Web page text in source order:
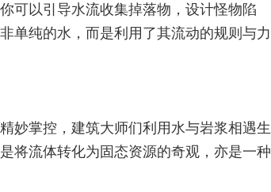
可以引导水流收集掉落物，设计怪物陷
单纯的水，而是利用了其流动的规则与力
妙掌控，建筑大师们利用水与岩浆相遇生
将流体转化为固态资源的奇观，亦是一种